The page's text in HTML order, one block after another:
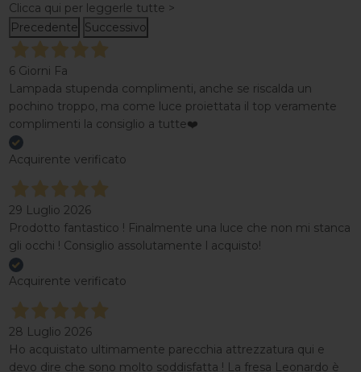
Clicca qui per leggerle tutte >
Precedente Successivo
6 Giorni Fa
Lampada stupenda complimenti, anche se riscalda un
pochino troppo, ma come luce proiettata il top veramente
complimenti la consiglio a tutte❤️
Acquirente verificato
29 Luglio 2026
Prodotto fantastico ! Finalmente una luce che non mi stanca
gli occhi ! Consiglio assolutamente l acquisto!
Acquirente verificato
28 Luglio 2026
Ho acquistato ultimamente parecchia attrezzatura qui e
devo dire che sono molto soddisfatta ! La fresa Leonardo è